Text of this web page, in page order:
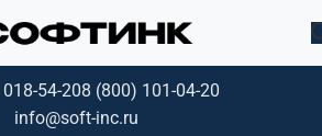
54-208 (800) 101-04-20
info@soft-inc.ru